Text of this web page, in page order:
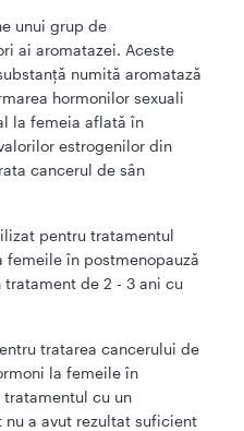
unui grup de
ai aromatazei. Aceste
numită aromatază
hormonilor sexuali
la femeia aflată în
estrogenilor din
cancerul de sân
pentru tratamentul
în postmenopauză
de 2 - 3 ani cu
tratarea cancerului de
la femeile în
cu un
a avut rezultat suficient